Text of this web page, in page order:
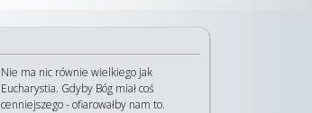
Nie ma nic równie wielkiego jak
Eucharystia. Gdyby Bóg miał coś
cenniejszego - ofiarowałby nam to.